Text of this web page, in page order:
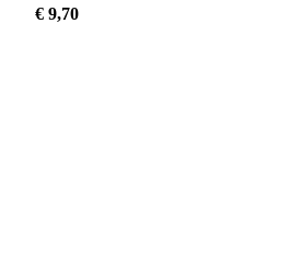
€ 9,70